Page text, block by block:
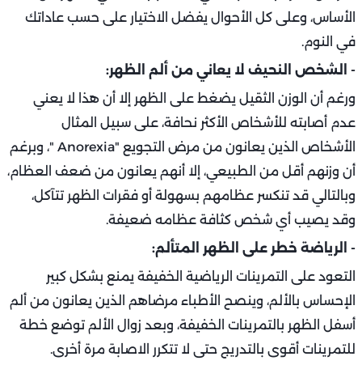
الأساس، وعلى كل الأحوال يفضل الاختيار على حسب عاداتك
في النوم.
- الشخص النحيف لا يعاني من ألم الظهر:
ورغم أن الوزن الثقيل يضغط على الظهر إلا أن هذا لا يعني
عدم أصابته للأشخاص الأكثر نحافة، على سبيل المثال
الأشخاص الذين يعانون من مرض التجويع "Anorexia "، وبرغم
أن وزنهم أقل من الطبيعي، إلا أنهم يعانون من ضعف العظام،
وبالتالي قد تنكسر عظامهم بسهولة أو فقرات الظهر تتآكل،
وقد يصيب أي شخص كثافة عظامه ضعيفة.
- الرياضة خطر على الظهر المتألم:
التعود على التمرينات الرياضية الخفيفة يمنع بشكل كبير
الإحساس بالألم، وينصح الأطباء مرضاهم الذين يعانون من ألم
أسفل الظهر بالتمرينات الخفيفة، وبعد زوال الألم توضع خطة
للتمرينات أقوى بالتدريج حتى لا تتكرر الاصابة مرة أخرى.